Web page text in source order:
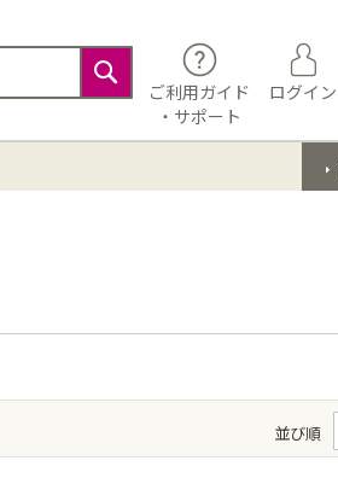
検
ご利用ガイド
・サポート
ログイン
並び順